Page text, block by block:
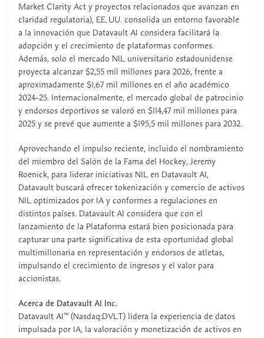
Market Clarity Act y proyectos relacionados que avanzan en
claridad regulatoria), EE. UU. consolida un entorno favorable
a la innovación que Datavault AI considera facilitará la
adopción y el crecimiento de plataformas conformes.
Además, solo el mercado NIL universitario estadounidense
proyecta alcanzar $2,55 mil millones para 2026, frente a
aproximadamente $1,67 mil millones en el año académico
2024-25. Internacionalmente, el mercado global de patrocinio
y endorsos deportivos se valoró en $114,47 mil millones para
2025 y se prevé que aumente a $195,5 mil millones para 2032.
Aprovechando el impulso reciente, incluido el nombramiento
del miembro del Salón de la Fama del Hockey, Jeremy
Roenick, para liderar iniciativas NIL en Datavault AI,
Datavault buscará ofrecer tokenización y comercio de activos
NIL optimizados por IA y conformes a regulaciones en
distintos países. Datavault AI considera que con el
lanzamiento de la Plataforma estará bien posicionada para
capturar una parte significativa de esta oportunidad global
multimillonaria en representación y endorsos de atletas,
impulsando el crecimiento de ingresos y el valor para
accionistas.
Acerca de Datavault AI Inc.
Datavault AI™ (Nasdaq:DVLT) lidera la experiencia de datos
impulsada por IA, la valoración y monetización de activos en